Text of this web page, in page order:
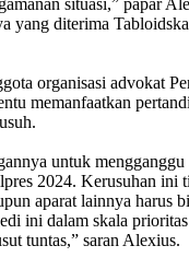
situasi,” papar
yang diterima
organisasi advokat
memanfaatkan
untuk mengganggu
2024. Kerusuhan ini
aparat lainnya harus
ini dalam skala
tuntas,” saran Alexius.